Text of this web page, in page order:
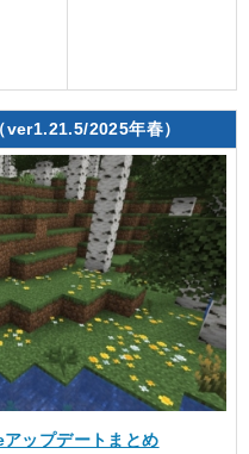
ver1.21.5/2025年春）
ップデートまとめ